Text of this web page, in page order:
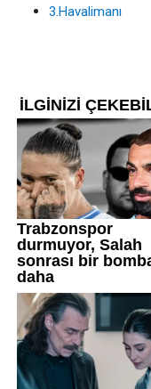
3.Havalimanı